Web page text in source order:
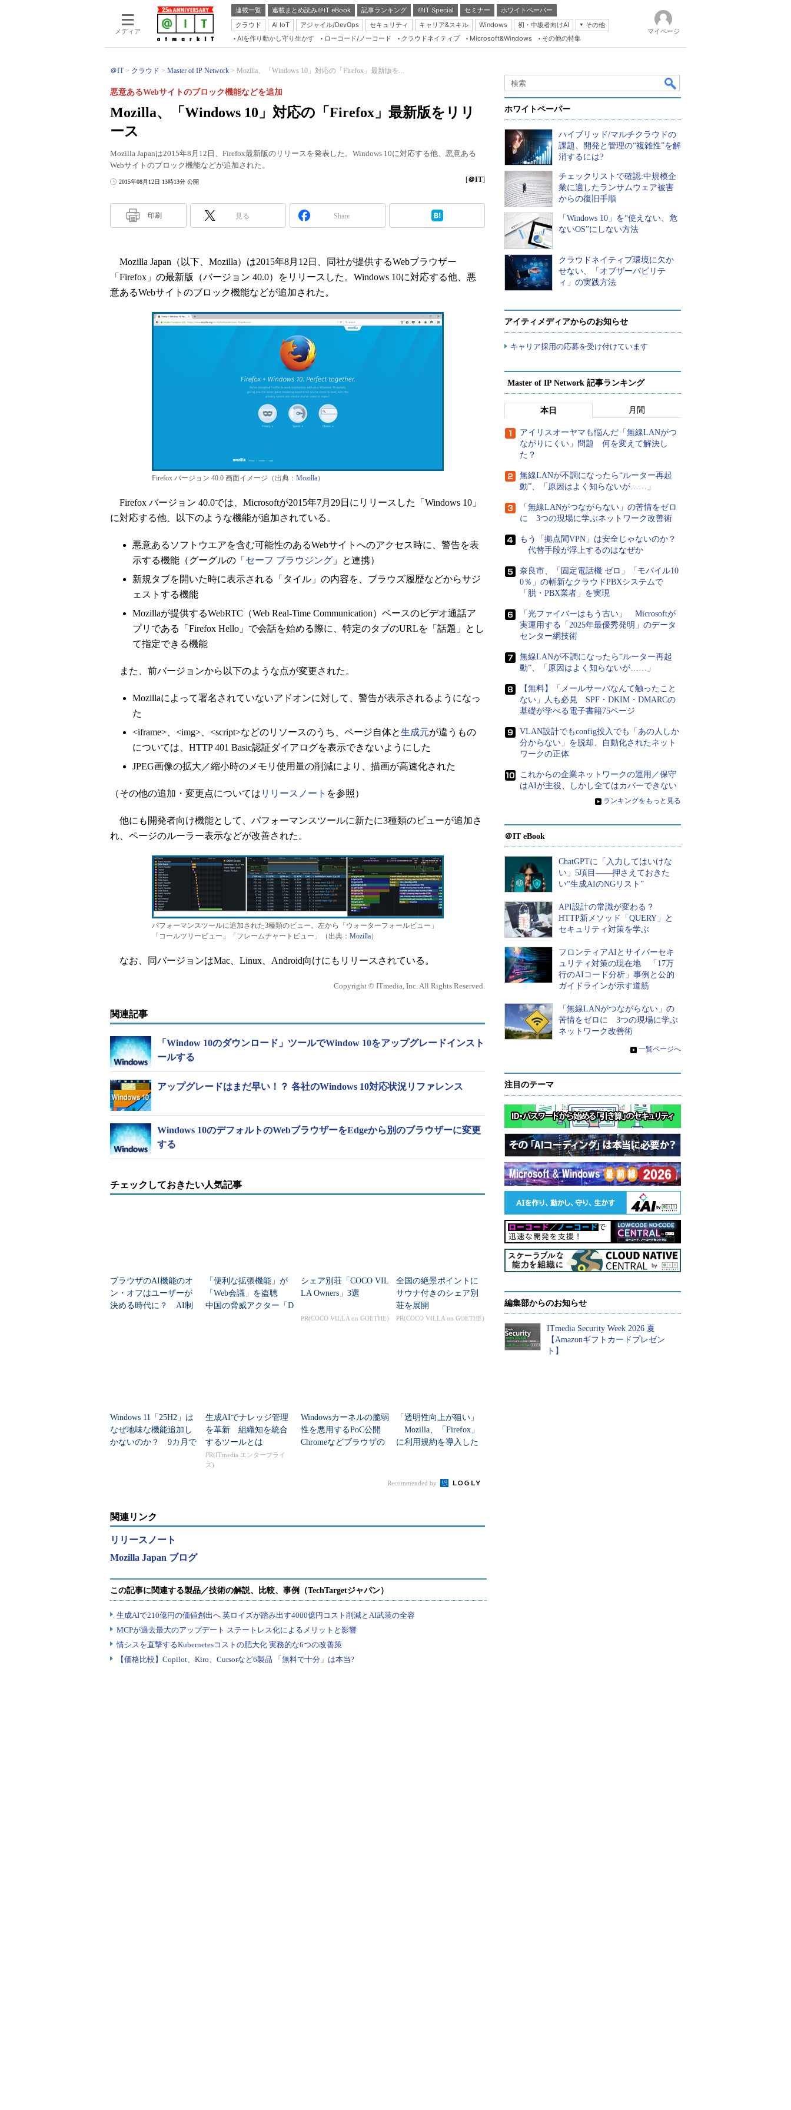
メディア
連載一覧 連載まとめ読み＠IT eBook 記事ランキング ＠IT Special セミナー
ホワイトペーパー
クラウド
AI IoT アジャイル/DevOps セキュリティ キャリア&スキル Windows 初・中級者向けAI
その他
Server & Storage
Java Agile
Database Expert
Linux ＆ OSS
Master of IP Network
Security & Trust
AIを作り動かし守り生かす ローコード/ノーコード クラウドネイティブ Microsoft&Windows その他の特集
マイページ
＠IT クラウド Master of IP Network Mozilla、「Windows 10」対応の「Firefox」最新版を...
Mozilla、「Windows 10」対応の「Firefox」最新版をリリ
ース
悪意あるWebサイトのブロック機能などを追加
Mozilla Japanは2015年8月12日、Firefox最新版のリリースを発表した。Windows 10に対応する他、悪意ある
Webサイトのブロック機能などが追加された。
2015年08月12日 13時13分 公開 [＠IT]
印刷 見る Share
Mozilla Japan（以下、Mozilla）は2015年8月12日、同社が提供するWebブラウザー
「Firefox」の最新版（バージョン 40.0）をリリースした。Windows 10に対応する他、悪
意あるWebサイトのブロック機能などが追加された。
Firefox バージョン 40.0 画面イメージ（出典： Mozilla）
Firefox バージョン 40.0では、Microsoftが2015年7月29日にリリースした「Windows 10」
に対応する他、以下のような機能が追加されている。
悪意あるソフトウエアを含む可能性のあるWebサイトへのアクセス時に、警告を表
示する機能（グーグルの「 セーフ ブラウジング 」と連携）
新規タブを開いた時に表示される「タイル」の内容を、ブラウズ履歴などからサジ
ェストする機能
Mozillaが提供するWebRTC（Web Real-Time Communication）ベースのビデオ通話ア
プリである「Firefox Hello」で会話を始める際に、特定のタブのURLを「話題」とし
て指定できる機能
また、前バージョンから以下のような点が変更された。
Mozillaによって署名されていないアドオンに対して、警告が表示されるようになっ
た
<iframe>、<img>、<script>などのリソースのうち、ページ自体と生成元が違うもの
については、HTTP 401 Basic認証ダイアログを表示できないようにした
JPEG画像の拡大／縮小時のメモリ使用量の削減により、描画が高速化された
（その他の追加・変更点については リリースノート を参照）
他にも開発者向け機能として、パフォーマンスツールに新たに3種類のビューが追加さ
れ、ページのルーラー表示などが改善された。
パフォーマンスツールに追加された3種類のビュー。左から「ウォーターフォールビュー」
「コールツリービュー」「フレームチャートビュー」（出典： Mozilla）
なお、同バージョンはMac、Linux、Android向けにもリリースされている。
Copyright © ITmedia, Inc. All Rights Reserved.
関連記事
「Window 10のダウンロード」ツールでWindow 10をアップグレードインスト
ールする
アップグレードはまだ早い！？ 各社のWindows 10対応状況リファレンス
Windows 10のデフォルトのWebブラウザーをEdgeから別のブラウザーに変更
する
チェックしておきたい人気記事
ブラウザのAI機能のオ
ン・オフはユーザーが
決める時代に？ AI制
「便利な拡張機能」が
「Web会議」を盗聴
中国の脅威アクター「D
シェア別荘「COCO VIL
LA Owners」3選
PR(COCO VILLA on GOETHE)
全国の絶景ポイントに
サウナ付きのシェア別
荘を展開
PR(COCO VILLA on GOETHE)
Windows 11「25H2」は
なぜ地味な機能追加し
かないのか？ 9カ月で
生成AIでナレッジ管理
を革新 組織知を統合
するツールとは
PR(ITmedia エンタープライ
ズ)
Windowsカーネルの脆弱
性を悪用するPoC公開
Chromeなどブラウザの
「透明性向上が狙い」
Mozilla、「Firefox」
に利用規約を導入した
Recommended by
関連リンク
リリースノート
Mozilla Japan ブログ
ホワイトペーパー
ハイブリッド/マルチクラウドの
課題、開発と管理の“複雑性”を解
消するには?
チェックリストで確認:中規模企
業に適したランサムウェア被害
からの復旧手順
「Windows 10」を“使えない、危
ないOS”にしない方法
クラウドネイティブ環境に欠か
せない、「オブザーバビリテ
ィ」の実践方法
アイティメディアからのお知らせ
キャリア採用の応募を受け付けています
Master of IP Network 記事ランキング
本日 月間
アイリスオーヤマも悩んだ「無線LANがつ
ながりにくい」問題 何を変えて解決し
た？
無線LANが不調になったら“ルーター再起
動”、「原因はよく知らないが……」
「無線LANがつながらない」の苦情をゼロ
に 3つの現場に学ぶネットワーク改善術
もう「拠点間VPN」は安全じゃないのか？
代替手段が浮上するのはなぜか
奈良市、「固定電話機 ゼロ」「モバイル10
0％」の斬新なクラウドPBXシステムで
「脱・PBX業者」を実現
「光ファイバーはもう古い」 Microsoftが
実運用する「2025年最優秀発明」のデータ
センター網技術
無線LANが不調になったら“ルーター再起
動”、「原因はよく知らないが……」
【無料】「メールサーバなんて触ったこと
ない」人も必見 SPF・DKIM・DMARCの
基礎が学べる電子書籍75ページ
VLAN設計でもconfig投入でも「あの人しか
分からない」を脱却、自動化されたネット
ワークの正体
これからの企業ネットワークの運用／保守
はAIが主役、しかし全てはカバーできない
» ランキングをもっと見る
＠IT eBook
ChatGPTに「入力してはいけな
い」5項目――押さえておきた
い“生成AIのNGリスト”
API設計の常識が変わる？
HTTP新メソッド「QUERY」と
セキュリティ対策を学ぶ
フロンティアAIとサイバーセキ
ュリティ対策の現在地 「17万
行のAIコード分析」事例と公的
ガイドラインが示す道筋
「無線LANがつながらない」の
苦情をゼロに 3つの現場に学ぶ
ネットワーク改善術
» 一覧ページへ
注目のテーマ
編集部からのお知らせ
ITmedia Security Week 2026 夏
【Amazonギフトカードプレゼン
ト】